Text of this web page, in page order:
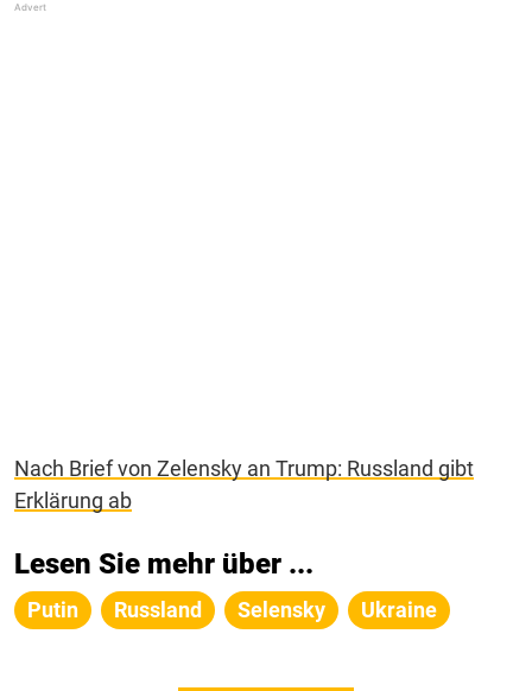
Nach Brief von Zelensky an Trump: Russland gibt
Erklärung ab
Lesen Sie mehr über ...
Putin Russland Selensky Ukraine